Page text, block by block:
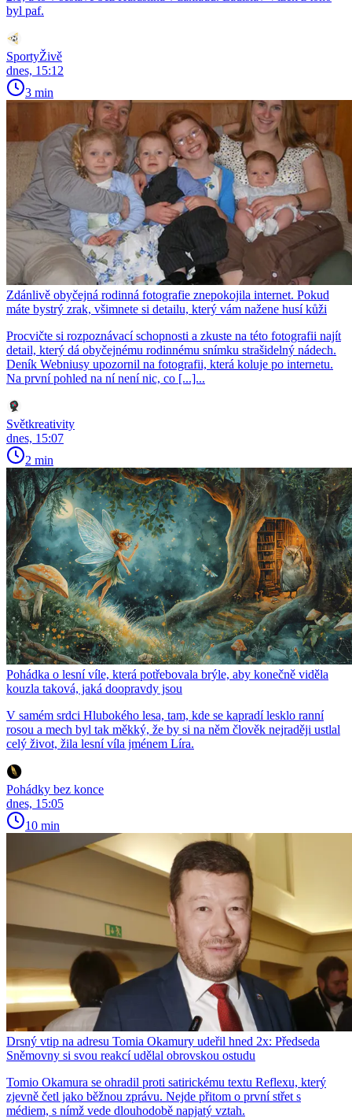
byl paf.
SportyŽivě
dnes, 15:12
3 min
Zdánlivě obyčejná rodinná fotografie znepokojila internet. Pokud
máte bystrý zrak, všimnete si detailu, který vám nažene husí kůži
Procvičte si rozpoznávací schopnosti a zkuste na této fotografii najít
detail, který dá obyčejnému rodinnému snímku strašidelný nádech.
Deník Webniusy upozornil na fotografii, která koluje po internetu.
Na první pohled na ní není nic, co [...]...
Světkreativity
dnes, 15:07
2 min
Pohádka o lesní víle, která potřebovala brýle, aby konečně viděla
kouzla taková, jaká doopravdy jsou
V samém srdci Hlubokého lesa, tam, kde se kapradí lesklo ranní
rosou a mech byl tak měkký, že by si na něm člověk nejraději ustlal
celý život, žila lesní víla jménem Líra.
Pohádky bez konce
dnes, 15:05
10 min
Drsný vtip na adresu Tomia Okamury udeřil hned 2x: Předseda
Sněmovny si svou reakcí udělal obrovskou ostudu
Tomio Okamura se ohradil proti satirickému textu Reflexu, který
zjevně četl jako běžnou zprávu. Nejde přitom o první střet s
médiem, s nímž vede dlouhodobě napjatý vztah.